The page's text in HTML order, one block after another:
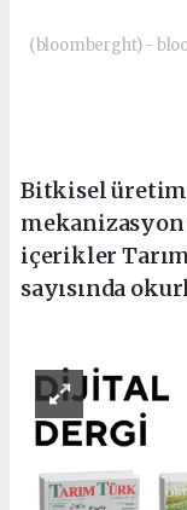
(bloomberght) -
Bitkisel
içerikler
sayısında